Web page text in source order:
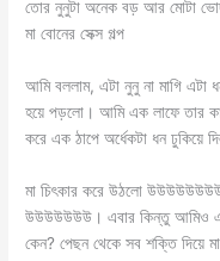
তোর নুনুটা অনেক বড় আর মোটা
মা বোনের সেক্স গল্প
আমি বললাম, এটা নুনু না মাগি এটা
হয়ে পড়লো। আমি এক লাফে তার
করে এক ঠাপে অর্ধেকটা ধন ঢুকিয়ে
মা চিৎকার করে উঠলো
উউউউউউউ। এবার কিন্তু আমিও
কেন? পেছন থেকে সব শক্তি দিয়ে